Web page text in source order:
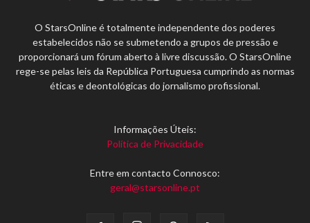
O StarsOnline é totalmente independente dos poderes
estabelecidos não se submetendo a grupos de pressão e
proporcionará um fórum aberto à livre discussão. O StarsOnline
rege-se pelas leis da República Portuguesa cumprindo as normas
éticas e deontológicas do jornalismo profissional.
Informações Úteis:
Política de Privacidade
Entre em contacto Connosco:
geral@starsonline.pt